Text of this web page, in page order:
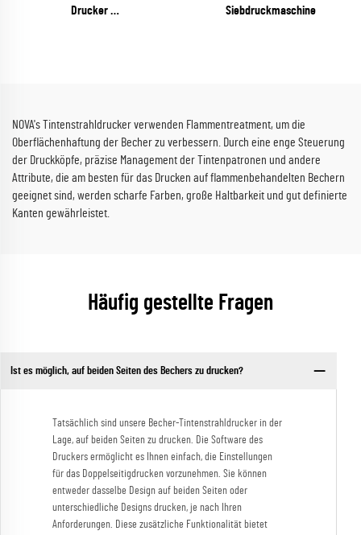
Drucker
Siebdruckmaschine
NOVA's Tintenstrahldrucker verwenden Flammentreatment, um die
Oberflächenhaftung der Becher zu verbessern. Durch eine enge Steuerung
der Druckköpfe, präzise Management der Tintenpatronen und andere
Attribute, die am besten für das Drucken auf flammenbehandelten Bechern
geeignet sind, werden scharfe Farben, große Haltbarkeit und gut definierte
Kanten gewährleistet.
Häufig gestellte Fragen
Ist es möglich, auf beiden Seiten des Bechers zu drucken?
Tatsächlich sind unsere Becher-Tintenstrahldrucker in der
Lage, auf beiden Seiten zu drucken. Die Software des
Druckers ermöglicht es Ihnen einfach, die Einstellungen
für das Doppelseitigdrucken vorzunehmen. Sie können
entweder dasselbe Design auf beiden Seiten oder
unterschiedliche Designs drucken, je nach Ihren
Anforderungen. Diese zusätzliche Funktionalität bietet